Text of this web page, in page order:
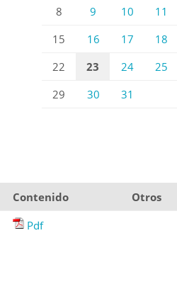
8
9 10 11
15
16 17 18
22
23 24 25
29
30 31
Contenido Otros
Pdf